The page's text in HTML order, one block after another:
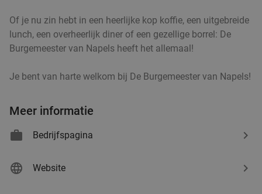
Of je nu zin hebt in een heerlijke kop koffie, een uitgebreide
lunch, een overheerlijk diner of een gezellige borrel: De
Burgemeester van Napels heeft het allemaal!
Je bent van harte welkom bij De Burgemeester van Napels!
Meer informatie
Bedrijfspagina
Website